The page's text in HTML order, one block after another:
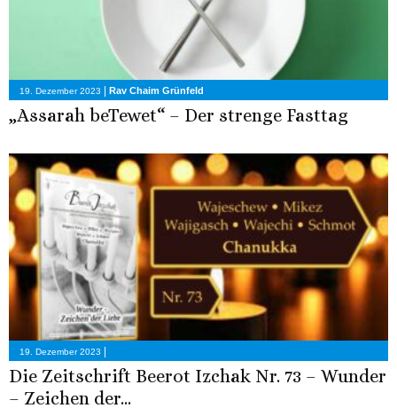
19. Dezember 2023 | Rav Chaim Grünfeld
„Assarah beTewet“ – Der strenge Fasttag
19. Dezember 2023 |
Die Zeitschrift Beerot Izchak Nr. 73 – Wunder
– Zeichen der...